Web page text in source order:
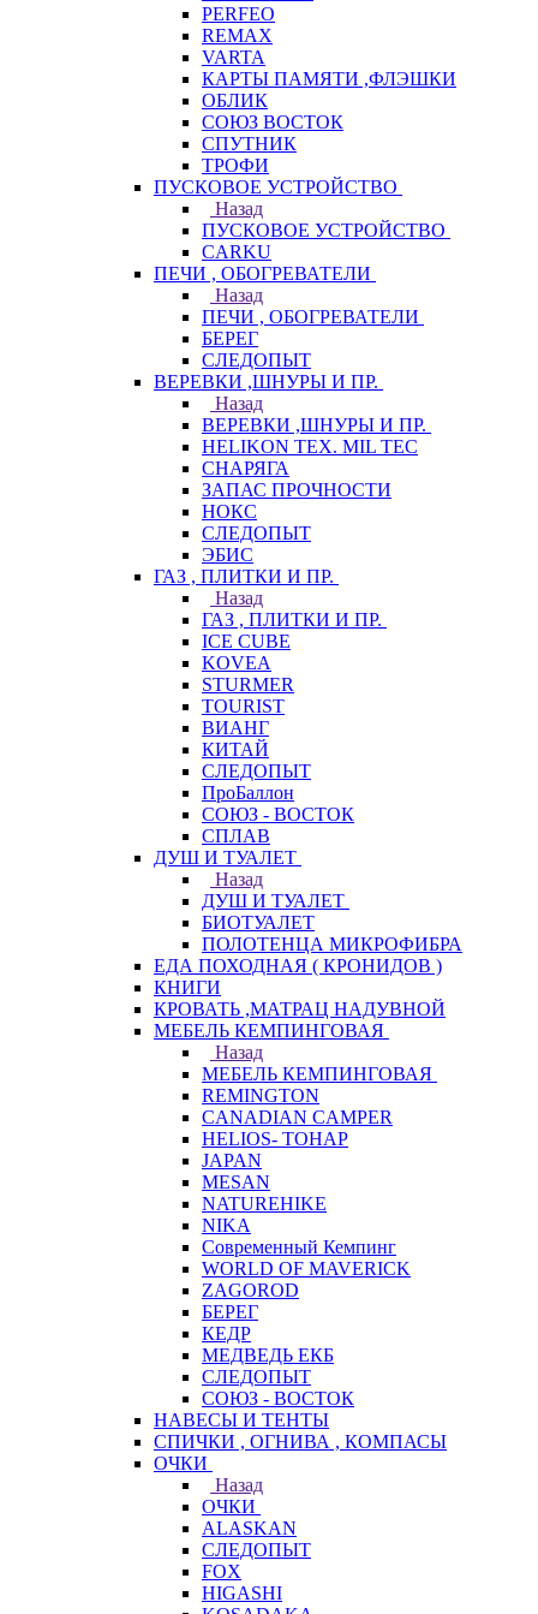
PERFEO
REMAX
VARTA
КАРТЫ ПАМЯТИ ,ФЛЭШКИ
ОБЛИК
СОЮЗ ВОСТОК
СПУТНИК
ТРОФИ
ПУСКОВОЕ УСТРОЙСТВО
Назад
ПУСКОВОЕ УСТРОЙСТВО
CARKU
ПЕЧИ , ОБОГРЕВАТЕЛИ
Назад
ПЕЧИ , ОБОГРЕВАТЕЛИ
БЕРЕГ
СЛЕДОПЫТ
ВЕРЕВКИ ,ШНУРЫ И ПР.
Назад
ВЕРЕВКИ ,ШНУРЫ И ПР.
HELIKON TEX. MIL TEC
СНАРЯГА
ЗАПАС ПРОЧНОСТИ
НОКС
СЛЕДОПЫТ
ЭБИС
ГАЗ , ПЛИТКИ И ПР.
Назад
ГАЗ , ПЛИТКИ И ПР.
ICE CUBE
KOVEA
STURMER
TOURIST
ВИАНГ
КИТАЙ
СЛЕДОПЫТ
ПроБаллон
СОЮЗ - ВОСТОК
СПЛАВ
ДУШ И ТУАЛЕТ
Назад
ДУШ И ТУАЛЕТ
БИОТУАЛЕТ
ПОЛОТЕНЦА МИКРОФИБРА
ЕДА ПОХОДНАЯ ( КРОНИДОВ )
КНИГИ
КРОВАТЬ ,МАТРАЦ НАДУВНОЙ
МЕБЕЛЬ КЕМПИНГОВАЯ
Назад
МЕБЕЛЬ КЕМПИНГОВАЯ
REMINGTON
CANADIAN CAMPER
HELIOS- ТОНАР
JAPAN
MESAN
NATUREHIKE
NIKA
Современный Кемпинг
WORLD OF MAVERICK
ZAGOROD
БЕРЕГ
КЕДР
МЕДВЕДЬ ЕКБ
СЛЕДОПЫТ
СОЮЗ - ВОСТОК
НАВЕСЫ И ТЕНТЫ
СПИЧКИ , ОГНИВА , КОМПАСЫ
ОЧКИ
Назад
ОЧКИ
ALASKAN
СЛЕДОПЫТ
FOX
HIGASHI